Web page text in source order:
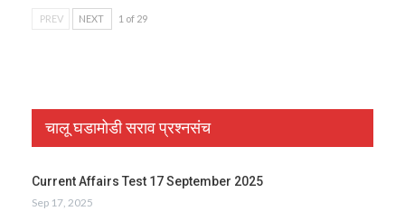
PREV NEXT 1 of 29
चालू घडामोडी सराव प्रश्नसंच
Current Affairs Test 17 September 2025
Sep 17, 2025